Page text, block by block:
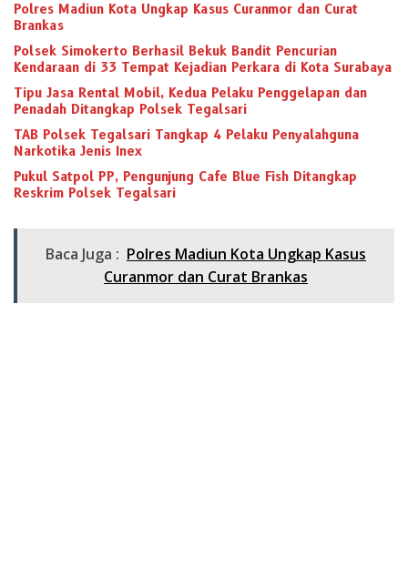
Polres Madiun Kota Ungkap Kasus Curanmor dan Curat
Brankas
Polsek Simokerto Berhasil Bekuk Bandit Pencurian
Kendaraan di 33 Tempat Kejadian Perkara di Kota Surabaya
Tipu Jasa Rental Mobil, Kedua Pelaku Penggelapan dan
Penadah Ditangkap Polsek Tegalsari
TAB Polsek Tegalsari Tangkap 4 Pelaku Penyalahguna
Narkotika Jenis Inex
Pukul Satpol PP, Pengunjung Cafe Blue Fish Ditangkap
Reskrim Polsek Tegalsari
Baca Juga : Polres Madiun Kota Ungkap Kasus
Curanmor dan Curat Brankas